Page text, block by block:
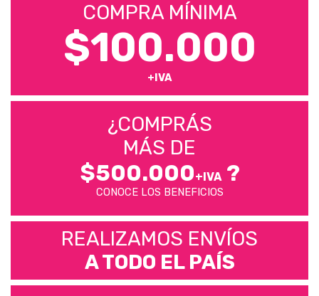
COMPRA MÍNIMA
$100.000
+IVA
¿COMPRÁS
MÁS DE
$500.000+IVA?
CONOCE LOS BENEFICIOS
REALIZAMOS ENVÍOS
A TODO EL PAÍS